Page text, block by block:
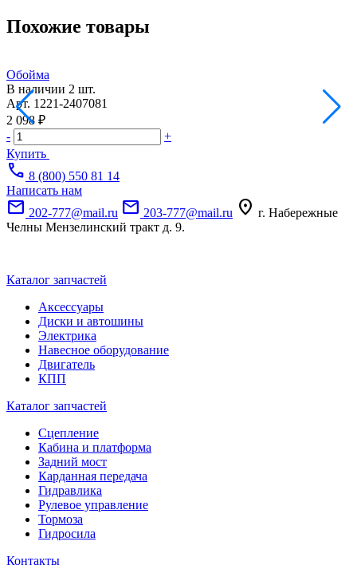
Похожие товары
Обойма
В наличии 2 шт.
Арт. 1221-2407081
2 098 ₽
-
+
Купить
call 8 (800) 550 81 14
Написать нам
mail 202-777@mail.ru mail 203-777@mail.ru location_on г. Набережные
Челны Мензелинский тракт д. 9.
Каталог запчастей
Аксессуары
Диски и автошины
Электрика
Навесное оборудование
Двигатель
КПП
Каталог запчастей
Сцепление
Кабина и платформа
Задний мост
Карданная передача
Гидравлика
Рулевое управление
Тормоза
Гидросила
Контакты